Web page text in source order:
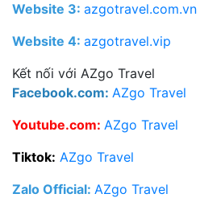
Website 3: azgotravel.com.vn
Website 4: azgotravel.vip
Kết nối với AZgo Travel
Facebook.com: AZgo Travel
Youtube.com: AZgo Travel
Tiktok: AZgo Travel
Zalo Official: AZgo Travel